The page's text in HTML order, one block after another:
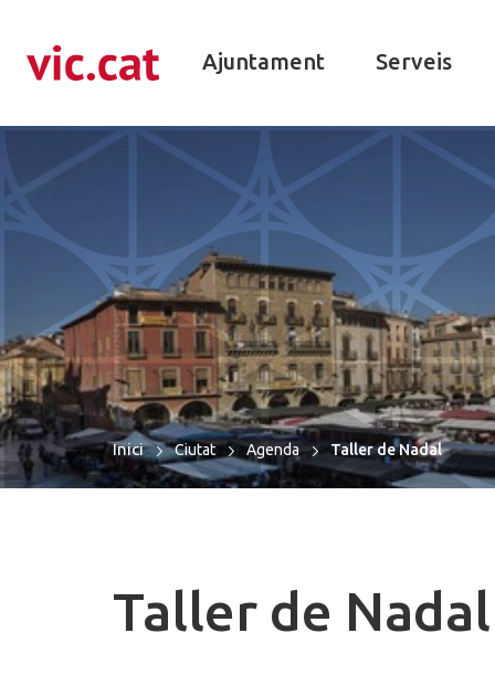
Ajuntament Serveis
Inici Ciutat Agenda Taller de Nadal
Taller de Nadal